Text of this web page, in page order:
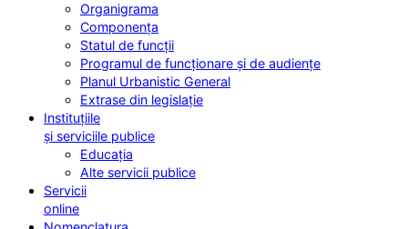
Organigrama
Componența
Statul de funcții
Programul de funcționare și de audiențe
Planul Urbanistic General
Extrase din legislație
Instituțiile
și serviciile publice
Educația
Alte servicii publice
Servicii
online